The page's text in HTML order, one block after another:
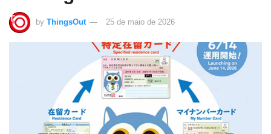
by ThingsOut 25 de maio de 2026